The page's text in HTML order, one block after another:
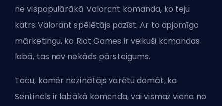
ne vispopulārākā Valorant komanda, ko teju
katrs Valorant spēlētājs pazīst. Ar to apjomīgo
mārketingu, ko Riot Games ir veikuši komandas
labā, tas nav nekāds pārsteigums.
Taču, kamēr nezinātājs varētu domāt, ka
Sentinels ir labākā komanda, vai vismaz viena no